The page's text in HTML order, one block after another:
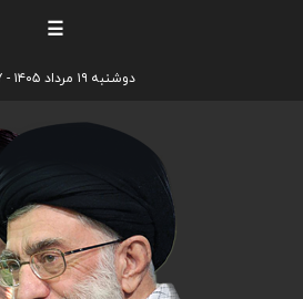
☰
دوشنبه ۱۹ مرداد ۱۴۰۵ - ۱۶:۲۷